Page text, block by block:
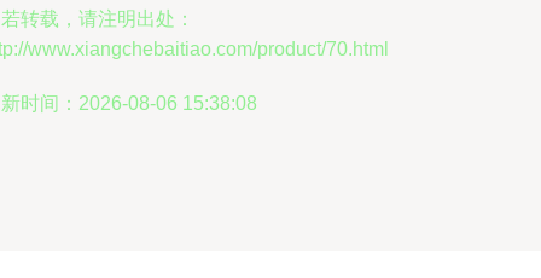
转载，请注明出处：
www.xiangchebaitiao.com/product/70.html
时间：2026-08-06 15:38:08